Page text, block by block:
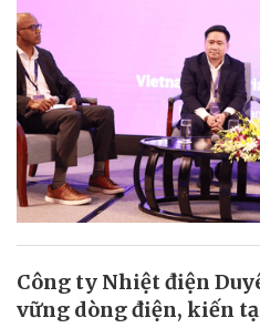
Công ty Nhiệt điện
vững dòng điện, kiến